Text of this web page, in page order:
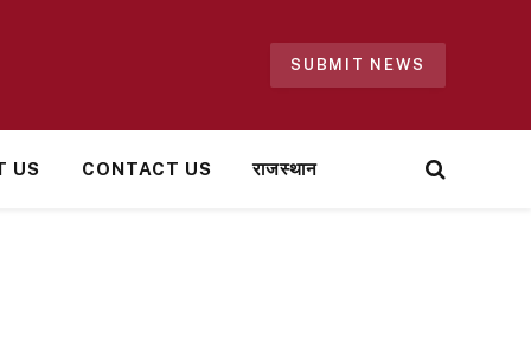
SUBMIT NEWS
US CONTACT US राजस्थान